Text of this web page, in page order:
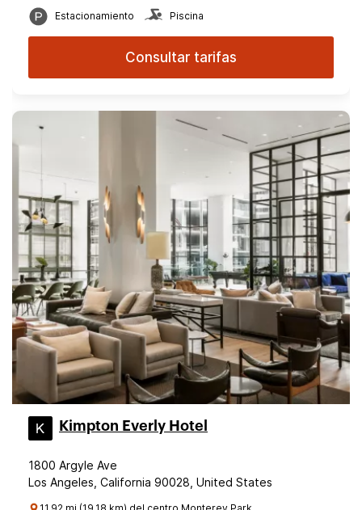
Estacionamiento Piscina
Consultar tarifas
Kimpton Everly Hotel
1800 Argyle Ave
Los Angeles, California 90028, United States